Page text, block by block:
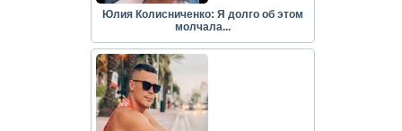
Юлия Колисниченко: Я долго об этом
молчала...